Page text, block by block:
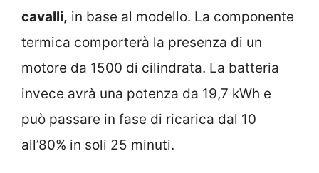
cavalli, in base al modello. La componente
termica comporterà la presenza di un
motore da 1500 di cilindrata. La batteria
invece avrà una potenza da 19,7 kWh e
può passare in fase di ricarica dal 10
all’80% in soli 25 minuti.